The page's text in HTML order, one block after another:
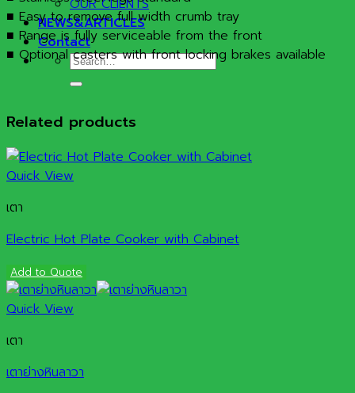
OUR CLIENTS
NEWS&ARTICLES
Contact
Search
for:
■ Easy to remove full width crumb tray
■ Range is fully serviceable from the front
■ Optional casters with front locking brakes available
Related products
Quick View
เตา
Electric Hot Plate Cooker with Cabinet
Add to Quote
Quick View
เตา
เตาย่างหินลาวา